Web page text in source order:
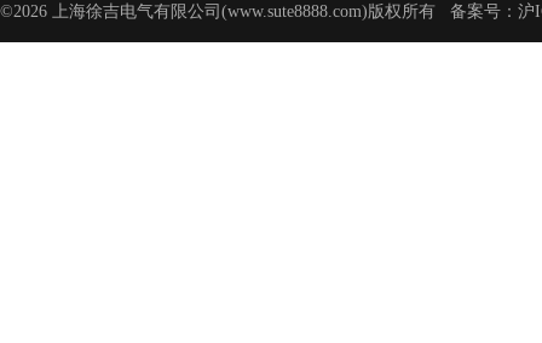
©2026 上海徐吉电气有限公司(www.sute8888.com)版权所有 备案号： 沪